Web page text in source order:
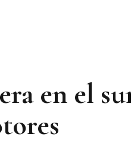
en el